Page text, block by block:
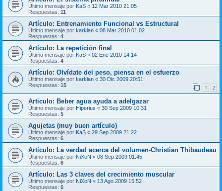
Último mensaje por KaS « 12 Mar 2010 21:05
Respuestas: 11
Artículo: Entrenamiento Funcional vs Estructural
Último mensaje por karkian « 08 Mar 2010 01:02
Respuestas: 4
Artículo: La repetición final
Último mensaje por KaS « 02 Ene 2010 14:14
Respuestas: 4
Artículo: Olvídate del peso, piensa en el esfuerzo
Último mensaje por karkian « 30 Dic 2009 20:51
Respuestas: 15 1 2
Articulo: Beber agua ayuda a adelgazar
Último mensaje por Hiperius « 30 Sep 2009 10:31
Respuestas: 5
Agujetas (muy buen artículo)
Último mensaje por KaS « 29 Sep 2009 21:22
Respuestas: 6
Artículo: La verdad acerca del volumen-Christian Thibaudeau
Último mensaje por NiXoN « 08 Sep 2009 01:45
Respuestas: 6
Artículo: Las 3 claves del crecimiento muscular
Último mensaje por NiXoN « 13 Ago 2009 15:52
Respuestas: 6